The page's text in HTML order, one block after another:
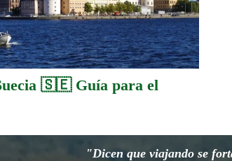
🇸🇪 Guía para el
"Dicen que viajando se